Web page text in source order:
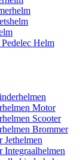
Pedelec Helm
Motor
Scooter
Brommer
Jethelmen
Integraalhelmen